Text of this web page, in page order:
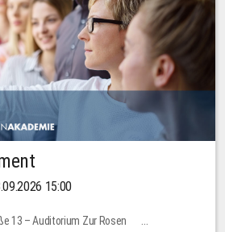
15:00
13 – Auditorium Zur Rosen